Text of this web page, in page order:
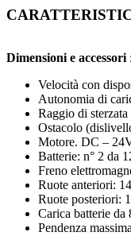
Dimensioni e accessori :
Velocità con
Autonomia di
Raggio di
Ostacolo
Motore. DC –
Batterie: n° 2 da
Freno
Ruote anteriori:
Ruote posteriori:
Carica batterie da
Pendenza